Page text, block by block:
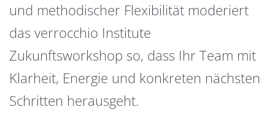
und methodischer Flexibilität moderiert
das verrocchio Institute
Zukunftsworkshop so, dass Ihr Team mit
Klarheit, Energie und konkreten nächsten
Schritten herausgeht.